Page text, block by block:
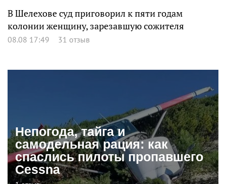
В Шелехове суд приговорил к пяти годам
колонии женщину, зарезавшую сожителя
08.08 17:49 31 отзыв
Непогода, тайга и
самодельная рация: как
спаслись пилоты пропавшего
Cessna